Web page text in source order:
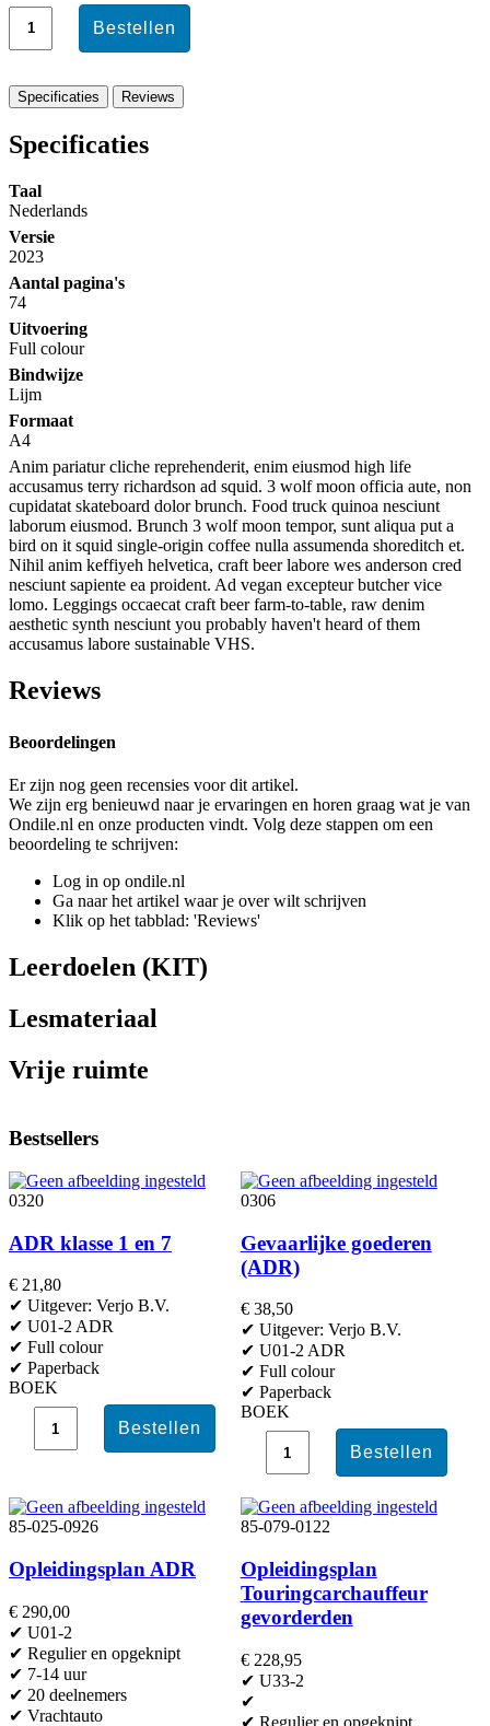
Specificaties Reviews
Specificaties
Taal
Nederlands
Versie
2023
Aantal pagina's
74
Uitvoering
Full colour
Bindwijze
Lijm
Formaat
A4
Anim pariatur cliche reprehenderit, enim eiusmod high life
accusamus terry richardson ad squid. 3 wolf moon officia aute, non
cupidatat skateboard dolor brunch. Food truck quinoa nesciunt
laborum eiusmod. Brunch 3 wolf moon tempor, sunt aliqua put a
bird on it squid single-origin coffee nulla assumenda shoreditch et.
Nihil anim keffiyeh helvetica, craft beer labore wes anderson cred
nesciunt sapiente ea proident. Ad vegan excepteur butcher vice
lomo. Leggings occaecat craft beer farm-to-table, raw denim
aesthetic synth nesciunt you probably haven't heard of them
accusamus labore sustainable VHS.
Reviews
Beoordelingen
Er zijn nog geen recensies voor dit artikel.
We zijn erg benieuwd naar je ervaringen en horen graag wat je van
Ondile.nl en onze producten vindt. Volg deze stappen om een
beoordeling te schrijven:
Log in op ondile.nl
Ga naar het artikel waar je over wilt schrijven
Klik op het tabblad: 'Reviews'
Leerdoelen (KIT)
Lesmateriaal
Vrije ruimte
Bestsellers
0320
ADR klasse 1 en 7
€ 21,80
✔ Uitgever: Verjo B.V.
✔ U01-2 ADR
✔ Full colour
✔ Paperback
BOEK
0306
Gevaarlijke goederen
(ADR)
€ 38,50
✔ Uitgever: Verjo B.V.
✔ U01-2 ADR
✔ Full colour
✔ Paperback
BOEK
85-025-0926
Opleidingsplan ADR
€ 290,00
✔ U01-2
✔ Regulier en opgeknipt
✔ 7-14 uur
✔ 20 deelnemers
✔ Vrachtauto
85-079-0122
Opleidingsplan
Touringcarchauffeur
gevorderden
€ 228,95
✔ U33-2
✔
✔ Regulier en opgeknipt